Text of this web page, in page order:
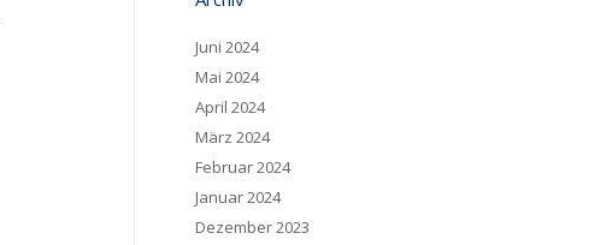
Juni 2024
Mai 2024
April 2024
März 2024
Februar 2024
Januar 2024
Dezember 2023